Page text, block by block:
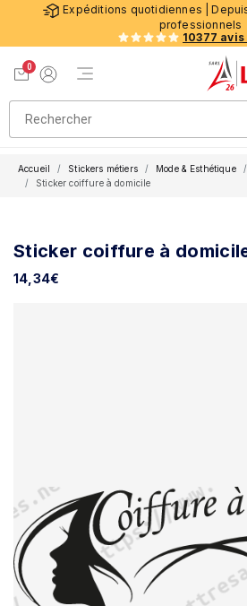
Expéditions quotidiennes |
professionnels
10377
0
Menu de navigation
Accueil Stickers métiers Mode & Esthétique
Sticker coiffure à domicile
Sticker coiffure à
14,34€